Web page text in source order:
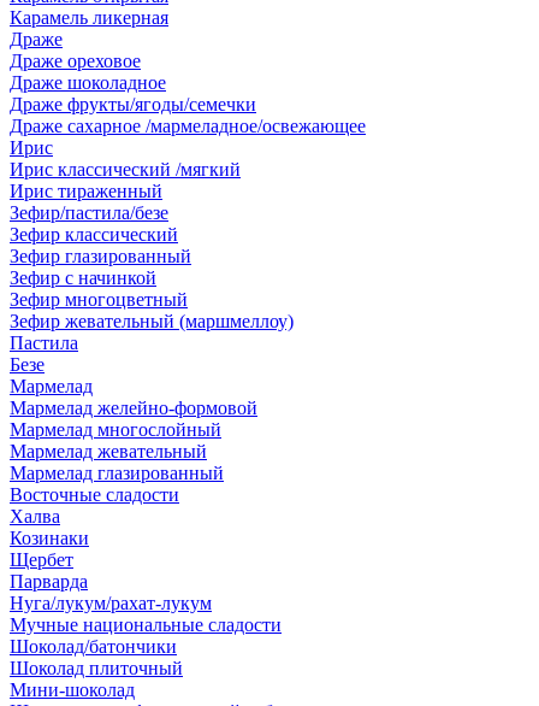
Карамель ликерная
Драже
Драже ореховое
Драже шоколадное
Драже фрукты/ягоды/семечки
Драже сахарное /мармеладное/освежающее
Ирис
Ирис классический /мягкий
Ирис тираженный
Зефир/пастила/безе
Зефир классический
Зефир глазированный
Зефир с начинкой
Зефир многоцветный
Зефир жевательный (маршмеллоу)
Пастила
Безе
Мармелад
Мармелад желейно-формовой
Мармелад многослойный
Мармелад жевательный
Мармелад глазированный
Восточные сладости
Халва
Козинаки
Щербет
Парварда
Нуга/лукум/рахат-лукум
Мучные национальные сладости
Шоколад/батончики
Шоколад плиточный
Мини-шоколад